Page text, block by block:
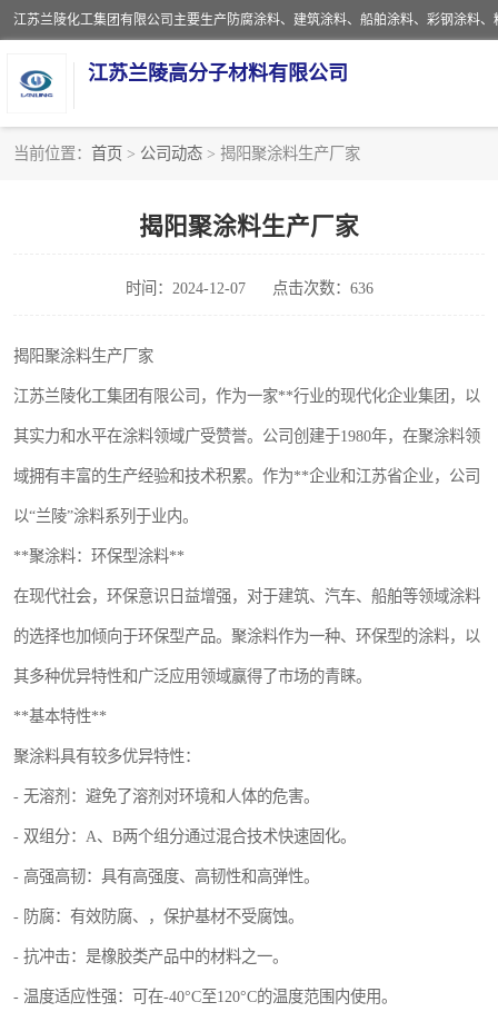
江苏兰陵高分子材料有限公司
当前位置： 首页 > 公司动态 > 揭阳聚涂料生产厂家
揭阳聚涂料生产厂家
时间：2024-12-07 点击次数：636
揭阳聚涂料生产厂家
江苏兰陵化工集团有限公司，作为一家**行业的现代化企业集团，以
其实力和水平在涂料领域广受赞誉。公司创建于1980年，在聚涂料领
域拥有丰富的生产经验和技术积累。作为**企业和江苏省企业，公司
以“兰陵”涂料系列于业内。
**聚涂料：环保型涂料**
在现代社会，环保意识日益增强，对于建筑、汽车、船舶等领域涂料
的选择也加倾向于环保型产品。聚涂料作为一种、环保型的涂料，以
其多种优异特性和广泛应用领域赢得了市场的青睐。
**基本特性**
聚涂料具有较多优异特性：
- 无溶剂：避免了溶剂对环境和人体的危害。
- 双组分：A、B两个组分通过混合技术快速固化。
- 高强高韧：具有高强度、高韧性和高弹性。
- 防腐：有效防腐、，保护基材不受腐蚀。
- 抗冲击：是橡胶类产品中的材料之一。
- 温度适应性强：可在-40°C至120°C的温度范围内使用。
彩钢涂料
聚脲涂料
建筑涂料